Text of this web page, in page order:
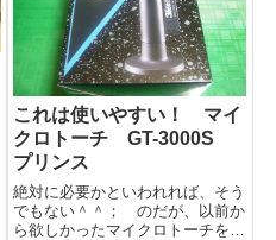
これは使いやすい！ マイ
クロトーチ GT-3000S
プリンス
絶対に必要かといわれれば、そう
でもない＾＾； のだが、以前か
ら欲しかったマイクロトーチを買